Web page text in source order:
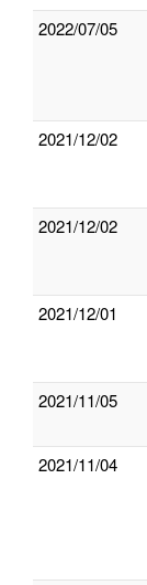
2022/07/05
2021/12/02
2021/12/02
2021/12/01
2021/11/05
2021/11/04